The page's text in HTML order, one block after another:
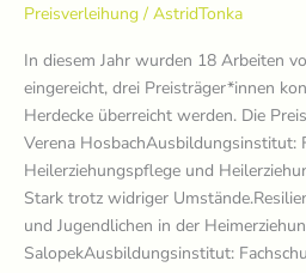
Preisverleihung / AstridTonka
In diesem Jahr wurden 18 Arbeiten
eingereicht, drei Preisträger*innen
Herdecke überreicht werden. Die
Verena HosbachAusbildungsinstitut:
Heilerziehungspflege und
Stark trotz widriger
und Jugendlichen in der
SalopekAusbildungsinstitut: